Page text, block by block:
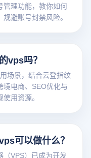
管理功能，教你如何
避账号封禁风险。
vps吗？
场景，结合云登指纹
境电商、SEO优化与
用资源。
可以做什么？
VPS）已成为开发